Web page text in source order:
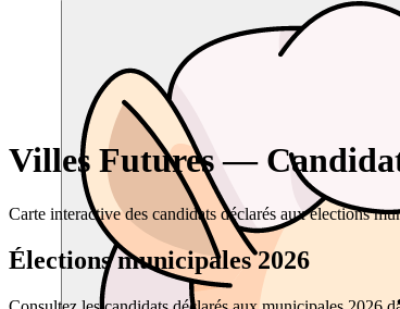
Villes Futures —
Carte interactive des candidats déclarés aux élections
Élections municipales 2026